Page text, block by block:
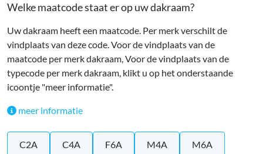
Welke maatcode staat er op uw dakraam?
Uw dakraam heeft een maatcode. Per merk verschilt de
vindplaats van deze code. Voor de vindplaats van de
maatcode per merk dakraam, Voor de vindplaats van de
typecode per merk dakraam, klikt u op het onderstaande
icoontje "meer informatie".
meer informatie
C2A C4A F6A M4A M6A